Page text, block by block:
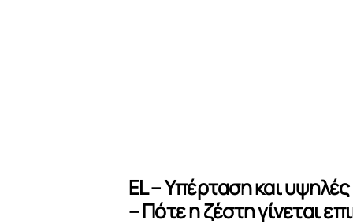
EL – Υπέρταση και
– Πότε η ζέστη γίνεται